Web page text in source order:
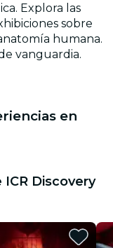
Explora las
sobre
humana.
vanguardia.
en
Discovery